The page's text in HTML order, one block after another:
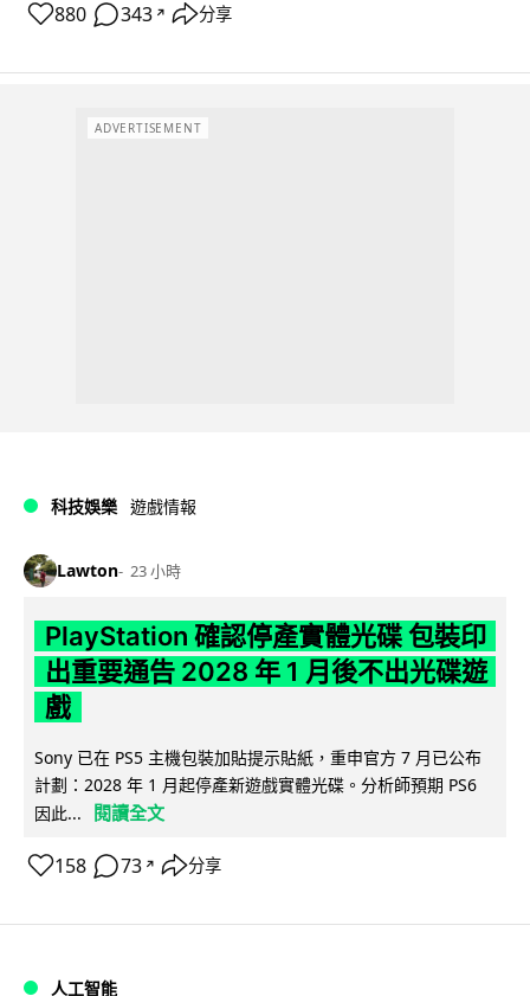
880 343 ↗ 分享
ADVERTISEMENT
科技娛樂 遊戲情報
Lawton 23 小時
PlayStation 確認停產實體光碟 包裝印
出重要通告 2028 年 1 月後不出光碟遊
戲
Sony 已在 PS5 主機包裝加貼提示貼紙，重申官方 7 月已公布
計劃：2028 年 1 月起停產新遊戲實體光碟。分析師預期 PS6
因此...
閱讀全文
158 73 ↗ 分享
人工智能